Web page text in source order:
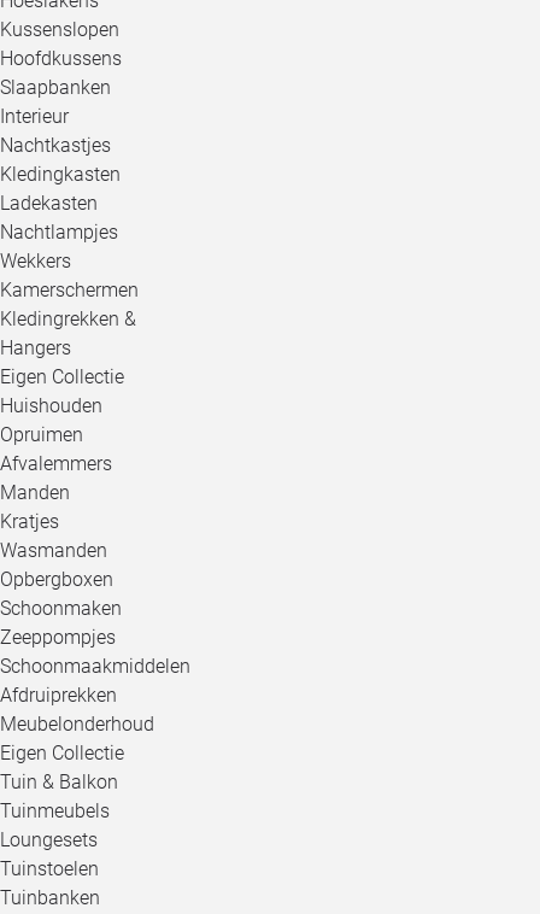
Kussenslopen
Hoofdkussens
Slaapbanken
Interieur
Nachtkastjes
Kledingkasten
Ladekasten
Nachtlampjes
Wekkers
Kamerschermen
Kledingrekken &
Hangers
Eigen Collectie
Huishouden
Opruimen
Afvalemmers
Manden
Kratjes
Wasmanden
Opbergboxen
Schoonmaken
Zeeppompjes
Schoonmaakmiddelen
Afdruiprekken
Meubelonderhoud
Eigen Collectie
Tuin & Balkon
Tuinmeubels
Loungesets
Tuinstoelen
Tuinbanken